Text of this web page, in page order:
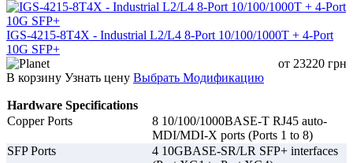
IGS-4215-8T4X - Industrial L2/L4 8-Port 10/100/1000T + 4-Port
10G SFP+
от 23220 грн
В корзину Узнать цену Выбрать Модификацию
Hardware Specifications
Copper Ports
8 10/100/1000BASE-T RJ45 auto-
MDI/MDI-X ports (Ports 1 to 8)
SFP Ports
4 10GBASE-SR/LR SFP+ interfaces